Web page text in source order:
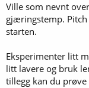
Ville som nevnt
gjæringstemp.
starten.
Eksperimenter litt
litt lavere og bruk
tillegg kan du